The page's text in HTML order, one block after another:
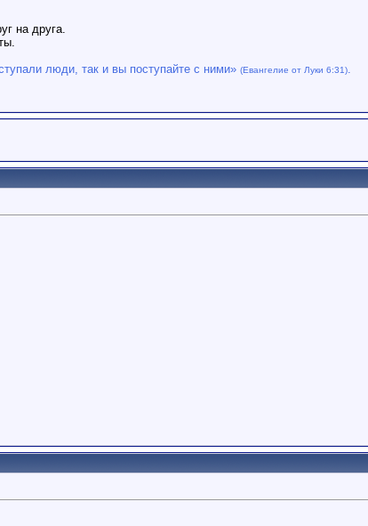
на друга.
люди, так и вы поступайте с ними» (Евангелие от Луки 6:31).